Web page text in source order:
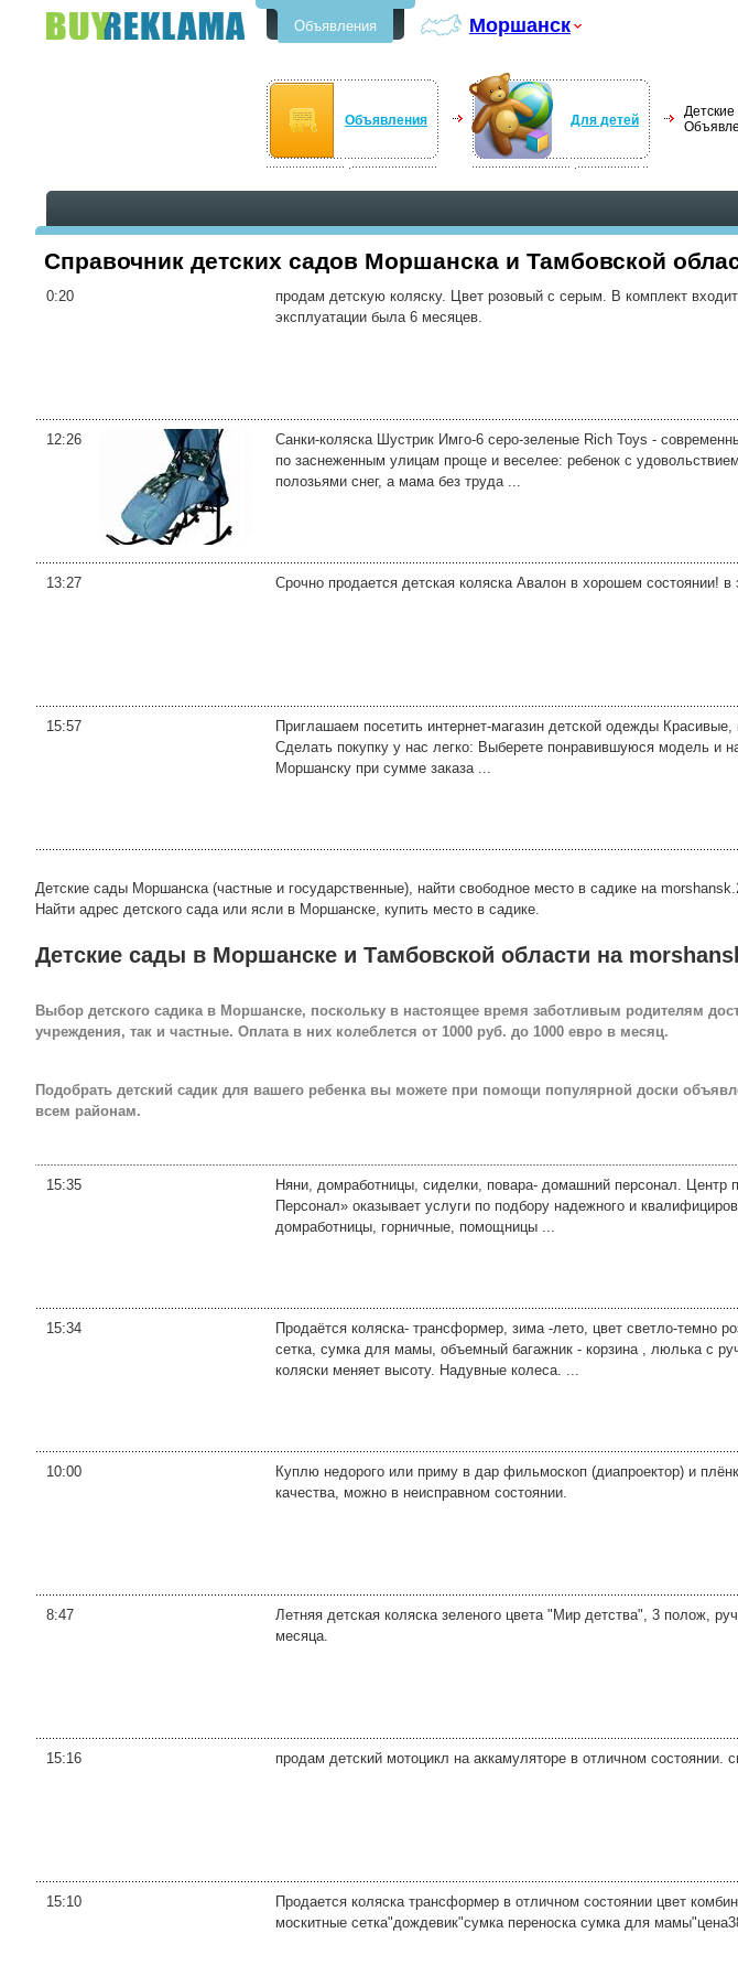
Объявления Моршанск
Объявления Для детей
Справочник детских садов Моршанска и Тамбовской
0:20
продам детскую коляску. Цвет розовый с серым. В комплект
эксплуатации была 6 месяцев.
12:26
Санки-коляска Шустрик Имго-6 серо-зеленые Rich Toys -
по заснеженным улицам проще и веселее: ребенок с
полозьями снег, а мама без труда ...
13:27 Срочно продается детская коляска Авалон в хорошем состоянии! в
15:57
Приглашаем посетить интернет-магазин детской одежды
Сделать покупку у нас легко: Выберете понравившуюся модель и
Моршанску при сумме заказа ...
Детские сады Моршанска (частные и государственные), найти свободное место в садике на
Найти адрес детского сада или ясли в Моршанске, купить место в садике.
Детские сады в Моршанске и Тамбовской области на
Выбор детского садика в Моршанске, поскольку в настоящее время заботливым родителям
учреждения, так и частные. Оплата в них колеблется от 1000 руб. до 1000 евро в месяц.
Подобрать детский садик для вашего ребенка вы можете при помощи популярной доски
всем районам.
15:35
Няни, домработницы, сиделки, повара- домашний персонал. Центр
Персонал» оказывает услуги по подбору надежного и
домработницы, горничные, помощницы ...
15:34
Продаётся коляска- трансформер, зима -лето, цвет светло-темно
сетка, сумка для мамы, объемный багажник - корзина , люлька с
коляски меняет высоту. Надувные колеса. ...
10:00
Куплю недорого или приму в дар фильмоскоп (диапроектор) и
качества, можно в неисправном состоянии.
8:47
Летняя детская коляска зеленого цвета "Мир детства", 3 полож,
месяца.
15:16 продам детский мотоцикл на аккамуляторе в отличном состоянии.
15:10
Продается коляска трансформер в отличном состоянии цвет
москитные сетка"дождевик"сумка переноска сумка для